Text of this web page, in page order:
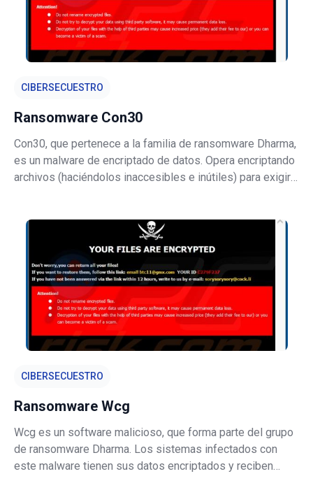
CIBERSECUESTRO
Ransomware Con30
Con30, que pertenece a la familia de ransomware Dharma,
es un malware de encriptado de datos. Opera encriptando
archivos (haciéndolos inaccesibles e inútiles) para exigir
patrón: nombre
CIBERSECUESTRO
Ransomware Wcg
Wcg es un software malicioso, que forma parte del grupo
de ransomware Dharma. Los sistemas infectados con
este malware tienen sus datos encriptados y reciben